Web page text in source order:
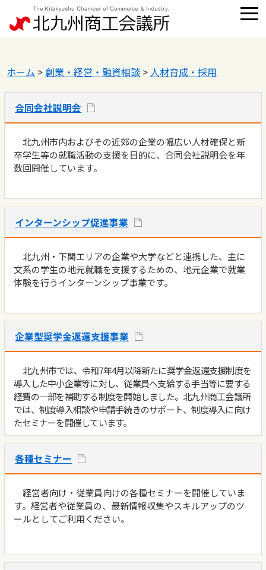
ホーム > 創業・経営・融資相談 > 人材育成・採用
合同会社説明会
北九州市内およびその近郊の企業の幅広い人材確保と新
卒学生等の就職活動の支援を目的に、合同会社説明会を年
数回開催しています。
インターンシップ促進事業
北九州・下関エリアの企業や大学などと連携した、主に
文系の学生の地元就職を支援するための、地元企業で就業
体験を行うインターンシップ事業です。
企業型奨学金返還支援事業
北九州市では、令和7年4月以降新たに奨学金返還支援制度を
導入した中小企業等に対し、従業員へ支給する手当等に要する
経費の一部を補助する制度を開始しました。北九州商工会議所
では、制度導入相談や申請手続きのサポート、制度導入に向け
たセミナーを開催しています。
各種セミナー
経営者向け・従業員向けの各種セミナーを開催していま
す。経営者や従業員の、最新情報収集やスキルアップのツ
ールとしてご利用ください。